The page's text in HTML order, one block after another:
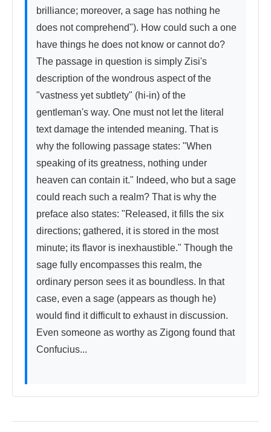
brilliance; moreover, a sage has nothing he
does not comprehend"). How could such a one
have things he does not know or cannot do?
The passage in question is simply Zisi's
description of the wondrous aspect of the
"vastness yet subtlety" (hi-in) of the
gentleman's way. One must not let the literal
text damage the intended meaning. That is
why the following passage states: "When
speaking of its greatness, nothing under
heaven can contain it." Indeed, who but a sage
could reach such a realm? That is why the
preface also states: "Released, it fills the six
directions; gathered, it is stored in the most
minute; its flavor is inexhaustible." Though the
sage fully encompasses this realm, the
ordinary person sees it as boundless. In that
case, even a sage (appears as though he)
would find it difficult to exhaust in discussion.
Even someone as worthy as Zigong found that
Confucius...